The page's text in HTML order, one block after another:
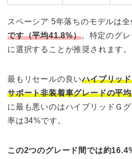
スペーシア 5年落ちのモデルは全
です（平均41.8%）。特定のグ
に選択することが推奨されます。
最もリセールの良いハイブリッ
サポート非装着車グレードの平
に最も悪いのはハイブリッドＧ
率は34%です。
この2つのグレード間では約